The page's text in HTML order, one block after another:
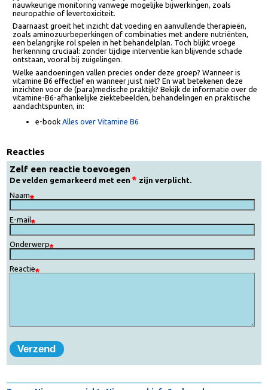
onderdrukken, terwijl bij andere aandoeningen specifieke vormen
pyridoxaalfosfaat (PLP) nodig zijn. Tegelijkertijd vraagt dit om
nauwkeurige monitoring vanwege mogelijke bijwerkingen, zoals
neuropathie of levertoxiciteit.
Daarnaast groeit het inzicht dat voeding en aanvullende therapieën,
zoals aminozuurbeperkingen of combinaties met andere nutriënten,
herkenning cruciaal: zonder tijdige interventie kan blijvende schade
ontstaan, vooral bij zuigelingen.
Welke aandoeningen vallen precies onder deze groep? Wanneer is
vitamine B6 effectief en wanneer juist niet? En wat betekenen deze
vitamine-B6-afhankelijke ziektebeelden, behandelingen en praktische
e-book
Reacties
Zelf een reactie toevoegen
De velden gemarkeerd met een zijn verplicht.
Naam